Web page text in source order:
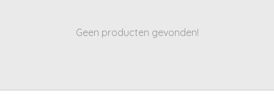
Geen producten gevonden!